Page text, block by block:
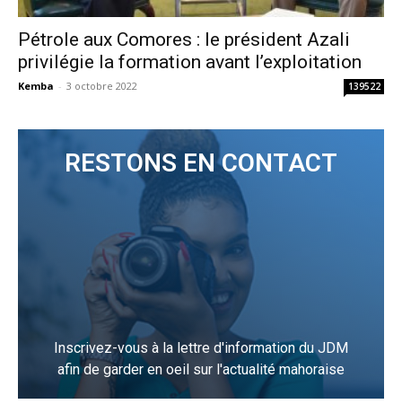
Pétrole aux Comores : le président Azali
privilégie la formation avant l’exploitation
Kemba - 3 octobre 2022 139522
RESTONS EN CONTACT
Inscrivez-vous à la lettre d'information du JDM
afin de garder en oeil sur l'actualité mahoraise